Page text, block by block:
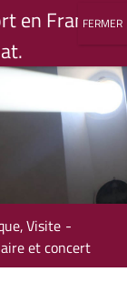
Visite
et concert
en France à